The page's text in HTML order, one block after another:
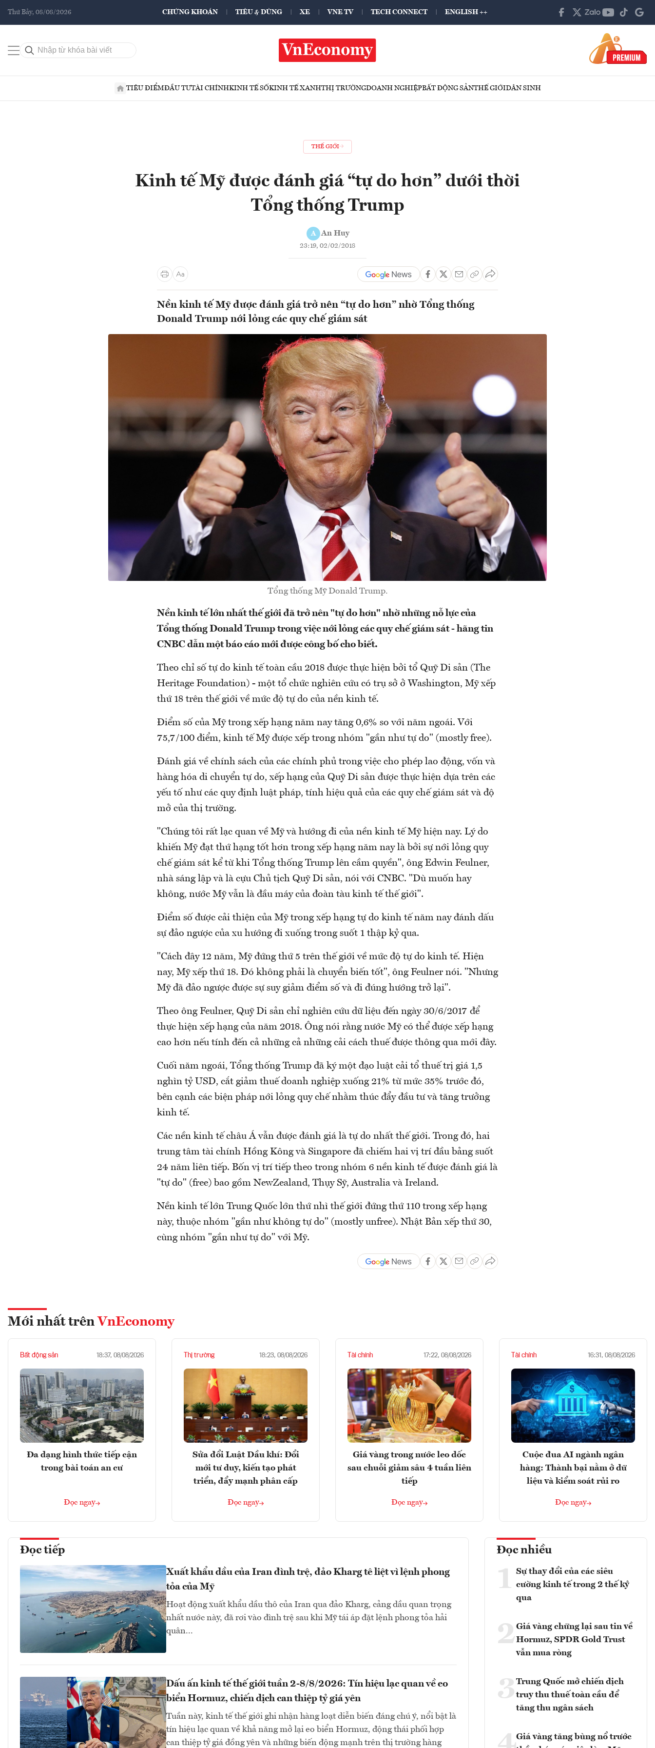
Thứ Bảy, 08/08/2026 CHỨNG KHOÁN TIÊU & DÙNG XE VNE TV TECH CONNECT ENGLISH ++
TIÊU ĐIỂMĐẦU TƯTÀI CHÍNHKINH TẾ SỐKINH TẾ XANHTHỊ TRƯỜNGDOANH NGHIỆPBẤT ĐỘNG SẢNTHẾ GIỚIDÂN SINH
THẾ GIỚI
Kinh tế Mỹ được đánh giá “tự do hơn” dưới thời
Tổng thống Trump
A An Huy
23:19, 02/02/2018
Nền kinh tế Mỹ được đánh giá trở nên “tự do hơn” nhờ Tổng thống
Donald Trump nới lỏng các quy chế giám sát
Tổng thống Mỹ Donald Trump.
Nền kinh tế lớn nhất thế giới đã trở nên "tự do hơn" nhờ những nỗ lực của
Tổng thống Donald Trump trong việc nới lỏng các quy chế giám sát - hãng tin
CNBC dẫn một báo cáo mới được công bố cho biết.
Theo chỉ số tự do kinh tế toàn cầu 2018 được thực hiện bởi tổ Quỹ Di sản (The
Heritage Foundation) - một tổ chức nghiên cứu có trụ sở ở Washington, Mỹ xếp
thứ 18 trên thế giới về mức độ tự do của nền kinh tế.
Điểm số của Mỹ trong xếp hạng năm nay tăng 0,6% so với năm ngoái. Với
75,7/100 điểm, kinh tế Mỹ được xếp trong nhóm "gần như tự do" (mostly free).
Đánh giá về chính sách của các chính phủ trong việc cho phép lao động, vốn và
hàng hóa di chuyển tự do, xếp hạng của Quỹ Di sản được thực hiện dựa trên các
yếu tố như các quy định luật pháp, tính hiệu quả của các quy chế giám sát và độ
mở của thị trường.
"Chúng tôi rất lạc quan về Mỹ và hướng đi của nền kinh tế Mỹ hiện nay. Lý do
khiến Mỹ đạt thứ hạng tốt hơn trong xếp hạng năm nay là bởi sự nới lỏng quy
chế giám sát kể từ khi Tổng thống Trump lên cầm quyền", ông Edwin Feulner,
nhà sáng lập và là cựu Chủ tịch Quỹ Di sản, nói với CNBC. "Dù muốn hay
không, nước Mỹ vẫn là đầu máy của đoàn tàu kinh tế thế giới".
Điểm số được cải thiện của Mỹ trong xếp hạng tự do kinh tế năm nay đánh dấu
sự đảo ngược của xu hướng đi xuống trong suốt 1 thập kỷ qua.
"Cách đây 12 năm, Mỹ đứng thứ 5 trên thế giới về mức độ tự do kinh tế. Hiện
nay, Mỹ xếp thứ 18. Đó không phải là chuyển biến tốt", ông Feulner nói. "Nhưng
Mỹ đã đảo ngược được sự suy giảm điểm số và đi đúng hướng trở lại".
Theo ông Feulner, Quỹ Di sản chỉ nghiên cứu dữ liệu đến ngày 30/6/2017 để
thực hiện xếp hạng của năm 2018. Ông nói rằng nước Mỹ có thể được xếp hạng
cao hơn nếu tính đến cả những cả những cải cách thuế được thông qua mới đây.
Cuối năm ngoái, Tổng thống Trump đã ký một đạo luật cải tổ thuế trị giá 1,5
nghìn tỷ USD, cắt giảm thuế doanh nghiệp xuống 21% từ mức 35% trước đó,
bên cạnh các biện pháp nới lỏng quy chế nhằm thúc đẩy đầu tư và tăng trưởng
kinh tế.
Các nền kinh tế châu Á vẫn được đánh giá là tự do nhất thế giới. Trong đó, hai
trung tâm tài chính Hồng Kông và Singapore đã chiếm hai vị trí đầu bảng suốt
24 năm liên tiếp. Bốn vị trí tiếp theo trong nhóm 6 nền kinh tế được đánh giá là
"tự do" (free) bao gồm NewZealand, Thụy Sỹ, Australia và Ireland.
Nền kinh tế lớn Trung Quốc lớn thứ nhì thế giới đứng thứ 110 trong xếp hạng
này, thuộc nhóm "gần như không tự do" (mostly unfree). Nhật Bản xếp thứ 30,
cùng nhóm "gần như tự do" với Mỹ.
Mới nhất trên VnEconomy
Bất động sản 18:37, 08/08/2026
Đa dạng hình thức tiếp cận
trong bài toán an cư
Đọc ngay
Thị trường 18:23, 08/08/2026
Sửa đổi Luật Dầu khí: Đổi
mới tư duy, kiến tạo phát
triển, đẩy mạnh phân cấp
Đọc ngay
Tài chính 17:22, 08/08/2026
Giá vàng trong nước leo dốc
sau chuỗi giảm sâu 4 tuần liên
tiếp
Đọc ngay
Tài chính 16:31, 08/08/2026
Cuộc đua AI ngành ngân
hàng: Thành bại nằm ở dữ
liệu và kiểm soát rủi ro
Đọc ngay
Đọc tiếp
Xuất khẩu dầu của Iran đình trệ, đảo Kharg tê liệt vì lệnh phong
tỏa của Mỹ
Hoạt động xuất khẩu dầu thô của Iran qua đảo Kharg, cảng dầu quan trọng
nhất nước này, đã rơi vào đình trệ sau khi Mỹ tái áp đặt lệnh phong tỏa hải
quân...
Dấu ấn kinh tế thế giới tuần 2-8/8/2026: Tín hiệu lạc quan về eo
biển Hormuz, chiến dịch can thiệp tỷ giá yên
Tuần này, kinh tế thế giới ghi nhận hàng loạt diễn biến đáng chú ý, nổi bật là
tín hiệu lạc quan về khả năng mở lại eo biển Hormuz, động thái phối hợp
can thiệp tỷ giá đồng yên và những biến động mạnh trên thị trường hàng
Đọc nhiều
1 Sự thay đổi của các siêu
cường kinh tế trong 2 thế kỷ
qua
2Giá vàng chững lại sau tin về
Hormuz, SPDR Gold Trust
vẫn mua ròng
3 Trung Quốc mở chiến dịch
truy thu thuế toàn cầu để
tăng thu ngân sách
Giá vàng tăng bùng nổ trước